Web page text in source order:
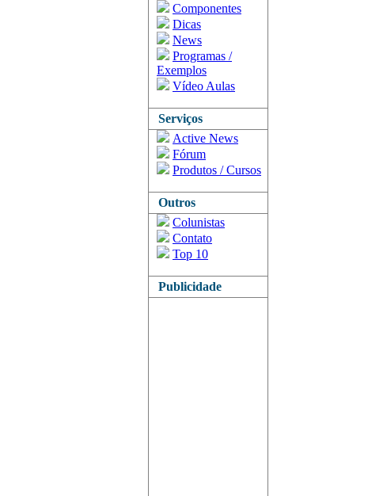
Componentes
Dicas
News
Programas /
Exemplos
Vídeo Aulas
Serviços
Active News
Fórum
Produtos / Cursos
Outros
Colunistas
Contato
Top 10
Publicidade